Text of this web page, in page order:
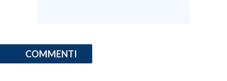
COMMENTI